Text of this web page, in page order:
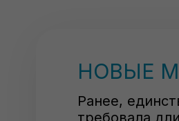
НОВЫЕ
Ранее,
требовала